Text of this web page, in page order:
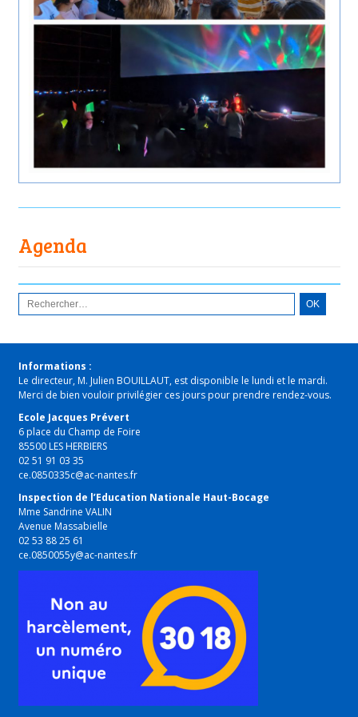
Agenda
Informations :
Le directeur, M. Julien BOUILLAUT, est disponible le lundi et le mardi.
Merci de bien vouloir privilégier ces jours pour prendre rendez-vous.
Ecole Jacques Prévert
6 place du Champ de Foire
85500 LES HERBIERS
02 51 91 03 35
ce.0850335c@ac-nantes.fr
Inspection de l’Education Nationale Haut-Bocage
Mme Sandrine VALIN
Avenue Massabielle
02 53 88 25 61
ce.0850055y@ac-nantes.fr